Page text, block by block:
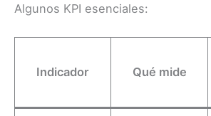
Algunos KPI esenciales:
Indicador Qué mide